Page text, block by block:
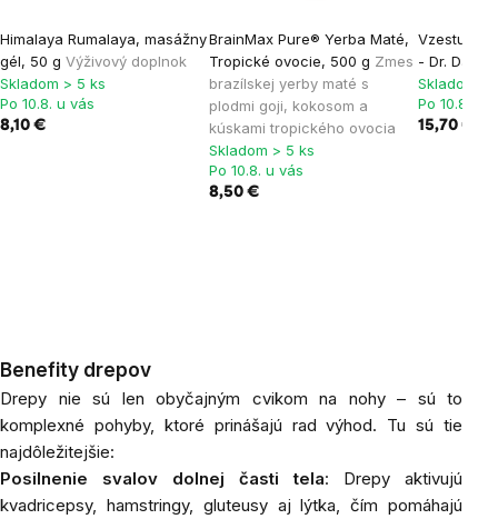
Himalaya Rumalaya, masážny
gél, 50 g Výživový doplnok
Skladom > 5 ks
Po 10.8. u vás
8,10 €
BrainMax Pure® Yerba Maté,
Tropické ovocie, 500 g Zmes
brazílskej yerby maté s
plodmi goji, kokosom a
kúskami tropického ovocia
Skladom > 5 ks
Po 10.8. u vás
8,50 €
Vzestup
- Dr. David
Skladom >
Po 10.8. u
15,70 €
Benefity drepov
Drepy nie sú len obyčajným cvikom na nohy – sú to
komplexné pohyby, ktoré prinášajú rad výhod. Tu sú tie
najdôležitejšie:
Posilnenie svalov dolnej časti tela: Drepy aktivujú
kvadricepsy, hamstringy, gluteusy aj lýtka, čím pomáhajú